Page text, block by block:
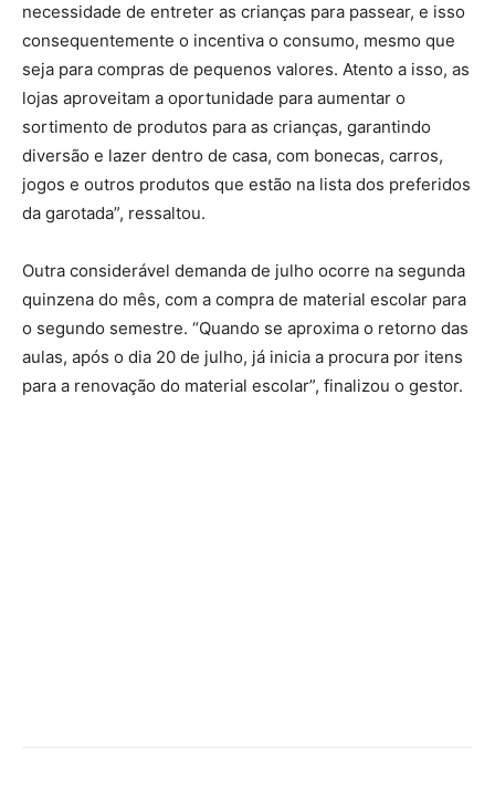
necessidade de entreter as crianças para passear, e isso
consequentemente o incentiva o consumo, mesmo que
seja para compras de pequenos valores. Atento a isso, as
lojas aproveitam a oportunidade para aumentar o
sortimento de produtos para as crianças, garantindo
diversão e lazer dentro de casa, com bonecas, carros,
jogos e outros produtos que estão na lista dos preferidos
da garotada”, ressaltou.
Outra considerável demanda de julho ocorre na segunda
quinzena do mês, com a compra de material escolar para
o segundo semestre. “Quando se aproxima o retorno das
aulas, após o dia 20 de julho, já inicia a procura por itens
para a renovação do material escolar”, finalizou o gestor.